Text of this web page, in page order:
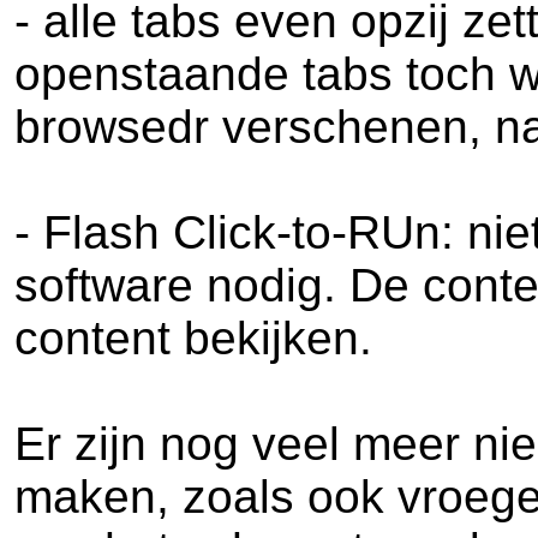
- alle tabs even opzij
openstaande tabs toch
browsedr verschenen,
- Flash Click-to-RUn:
software nodig. De
content bekijken.
Er zijn nog veel meer
maken, zoals ook